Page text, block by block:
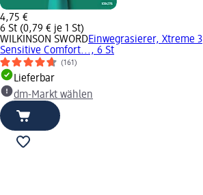
4,75 €
6 St (0,79 € je 1 St)
WILKINSON SWORDEinwegrasierer, Xtreme 3
Sensitive Comfort..., 6 St
(161)
Lieferbar
dm-Markt wählen